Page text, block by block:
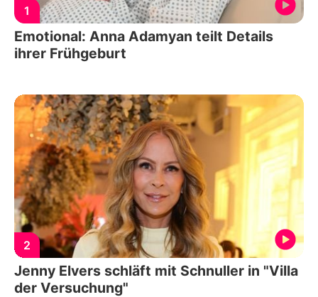
1
Emotional: Anna Adamyan teilt Details
ihrer Frühgeburt
2
Jenny Elvers schläft mit Schnuller in "Villa
der Versuchung"